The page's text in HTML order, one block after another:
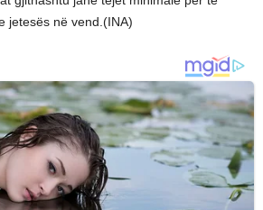
jetesës në vend.(INA)